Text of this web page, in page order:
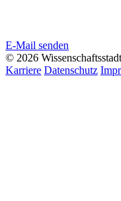
E-Mail senden
© 2026
Karriere Datenschutz